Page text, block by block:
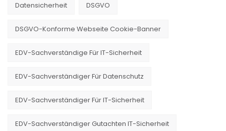
Datensicherheit DSGVO
DSGVO-Konforme Webseite Cookie-Banner
EDV-Sachverständige Für IT-Sicherheit
EDV-Sachverständiger Für Datenschutz
EDV-Sachverständiger Für IT-Sicherheit
EDV-Sachverständiger Gutachten IT-Sicherheit